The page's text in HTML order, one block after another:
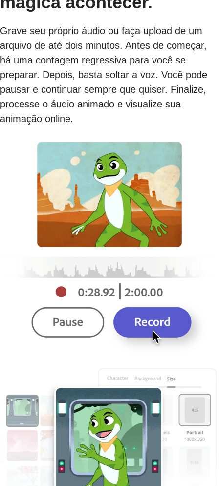
Grave seu próprio áudio ou faça upload de um
arquivo de até dois minutos. Antes de começar,
há uma contagem regressiva para você se
preparar. Depois, basta soltar a voz. Você pode
pausar e continuar sempre que quiser. Finalize,
processe o áudio animado e visualize sua
animação online.